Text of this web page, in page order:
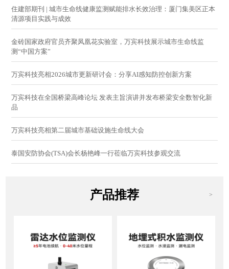
住建部期刊 | 城市生命线健康监测赋能排水长效治理：厦门集美区正本
清源项目实践与成效
金砖国家政府官员齐聚凤凰花实验室，万宾科技展示城市生命线监
测“中国方案”
万宾科技亮相2026城市更新研讨会：分享AI感知防控创新方案
万宾科技在全国桥梁高峰论坛 发表主旨演讲并发布桥梁安全数智化新
品
万宾科技亮相第二届城市基础设施生命线大会
泰国安防协会(TSA)会长杨艳峰一行莅临万宾科技参观交流
产品推荐 >